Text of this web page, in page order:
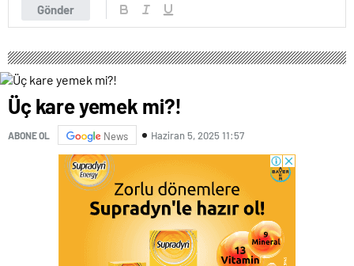
Gönder
Üç kare yemek mi?!
ABONE OL News Haziran 5, 2025 11:57